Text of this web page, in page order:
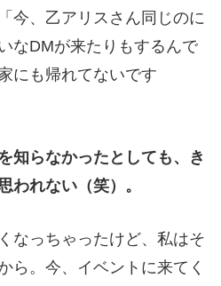
今、乙アリスさん同じのに
なDMが来たりもするんで
にも帰れてないです
らなかったとしても、き
われない（笑）。
なっちゃったけど、私はそ
ら。今、イベントに来てく